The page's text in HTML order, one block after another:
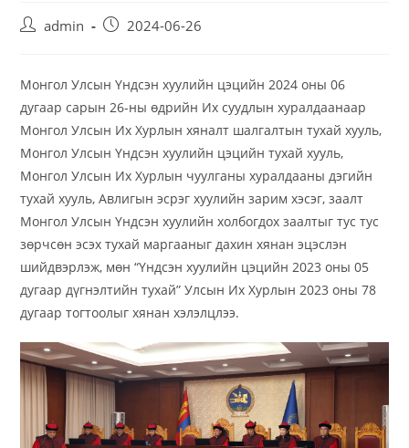
admin 2024-06-26
Монгол Улсын Үндсэн хуулийн цэцийн 2024 оны 06
дугаар сарын 26-ны өдрийн Их суудлын хуралдаанаар
Монгол Улсын Их Хурлын хяналт шалгалтын тухай хууль,
Монгол Улсын Үндсэн хуулийн цэцийн тухай хууль,
Монгол Улсын Их Хурлын чуулганы хуралдааны дэгийн
тухай хууль, Авлигын эсрэг хуулийн зарим хэсэг, заалт
Монгол Улсын Үндсэн хуулийн холбогдох заалтыг тус тус
зөрчсөн эсэх тухай маргааныг дахин хянан эцэслэн
шийдвэрлэж, мөн “Үндсэн хуулийн цэцийн 2023 оны 05
дугаар дүгнэлтийн тухай” Улсын Их Хурлын 2023 оны 78
дугаар тогтоолыг хянан хэлэлцлээ.